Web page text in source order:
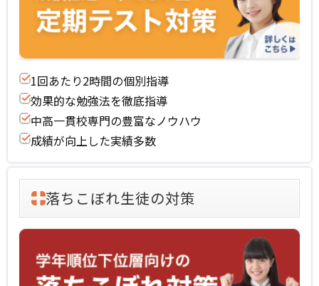
1回あたり2時間の個別指導
効果的な勉強法を徹底指導
中高一貫校専門の豊富なノウハウ
成績が向上した実績多数
落ちこぼれ生徒の対策